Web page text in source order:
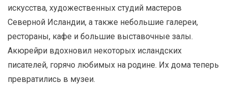
искусства, художественных студий мастеров
Северной Исландии, а также небольшие галереи,
рестораны, кафе и большие выставочные залы.
Акюрейри вдохновил некоторых исландских
писателей, горячо любимых на родине. Их дома теперь
превратились в музеи.